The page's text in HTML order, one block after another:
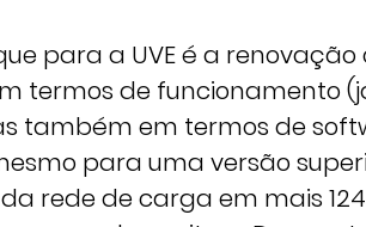
para a UVE é a renovação
termos de funcionamento
também em termos de
para uma versão
rede de carga em mais